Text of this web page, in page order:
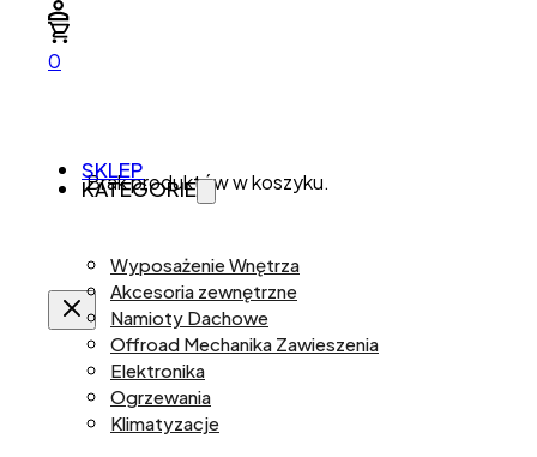
0
Brak produktów w koszyku.
SKLEP
KATEGORIE
Wyposażenie Wnętrza
Akcesoria zewnętrzne
Namioty Dachowe
Offroad Mechanika Zawieszenia
Elektronika
Ogrzewania
Klimatyzacje